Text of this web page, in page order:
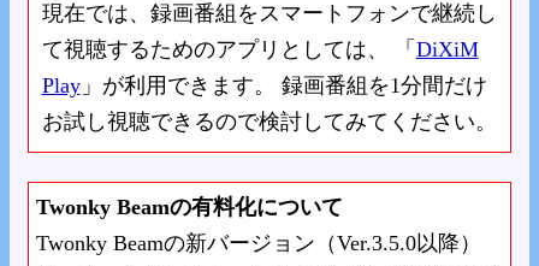
現在では、録画番組をスマートフォンで継続し
て視聴するためのアプリとしては、 「 DiXiM
Play」が利用できます。 録画番組を1分間だけ
お試し視聴できるので検討してみてください。
Twonky Beamの有料化について
Twonky Beamの新バージョン（Ver.3.5.0以降）